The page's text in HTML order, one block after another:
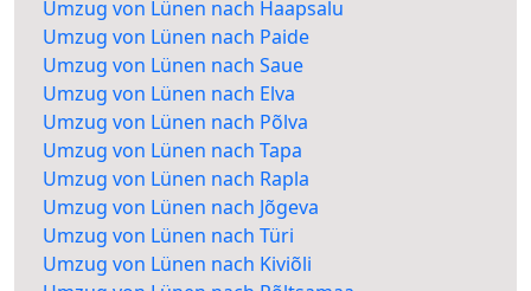
Umzug von Lünen nach Haapsalu
Umzug von Lünen nach Paide
Umzug von Lünen nach Saue
Umzug von Lünen nach Elva
Umzug von Lünen nach Põlva
Umzug von Lünen nach Tapa
Umzug von Lünen nach Rapla
Umzug von Lünen nach Jõgeva
Umzug von Lünen nach Türi
Umzug von Lünen nach Kiviõli